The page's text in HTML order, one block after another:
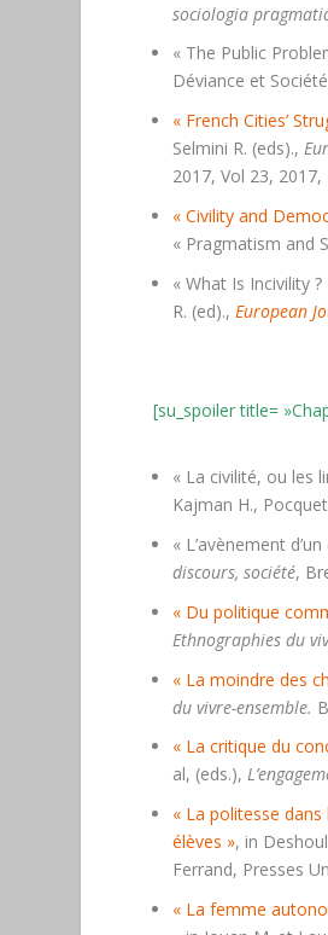
sociologia
« The Public
Déviance et
« French Cities’
Selmini R. (eds).,
2017, Vol 23,
« Civility and
« Pragmatism and
« What Is Incivility
R. (ed)., European
[su_spoiler title=
« La civilité, ou les
Kajman H.,
« L’avènement
discours, société,
« Du politique
Ethnographies du
« La moindre des
du vivre-ensemble.
« La critique du
al, (eds.),
« La politesse
élèves », in
Ferrand, Presses
« La femme